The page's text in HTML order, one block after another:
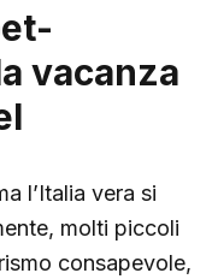
vacanza
l’Italia vera si
molti piccoli
consapevole,